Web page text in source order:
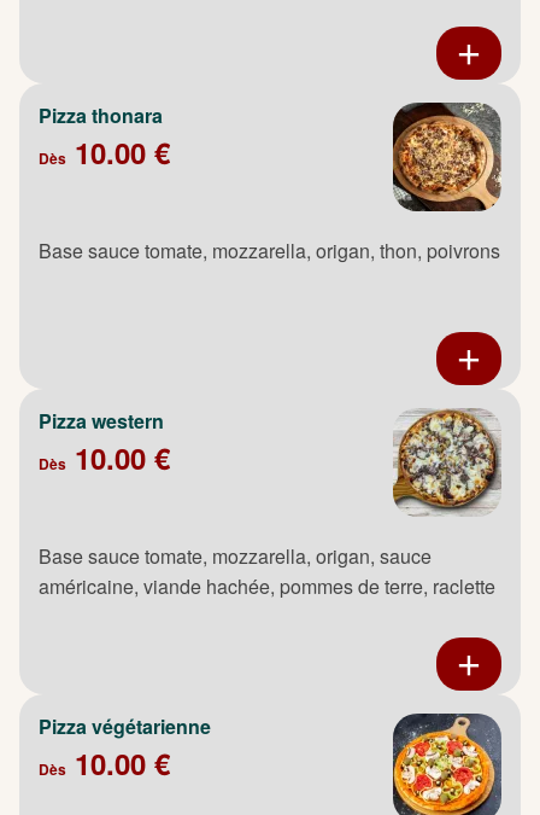
Pizza thonara
Dès 10.00 €
Base sauce tomate, mozzarella, origan, thon, poivrons
Pizza western
Dès 10.00 €
Base sauce tomate, mozzarella, origan, sauce
américaine, viande hachée, pommes de terre, raclette
Pizza végétarienne
Dès 10.00 €